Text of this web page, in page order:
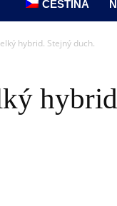
ČEŠTINA
hybrid. Stejný duch.